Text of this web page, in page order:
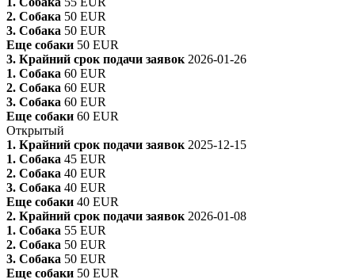
2. Собака 50 EUR
3. Собака 50 EUR
Еще собаки 50 EUR
3. Крайний срок подачи заявок 2026-01-26
1. Собака 60 EUR
2. Собака 60 EUR
3. Собака 60 EUR
Еще собаки 60 EUR
Открытый
1. Крайний срок подачи заявок 2025-12-15
1. Собака 45 EUR
2. Собака 40 EUR
3. Собака 40 EUR
Еще собаки 40 EUR
2. Крайний срок подачи заявок 2026-01-08
1. Собака 55 EUR
2. Собака 50 EUR
3. Собака 50 EUR
Еще собаки 50 EUR